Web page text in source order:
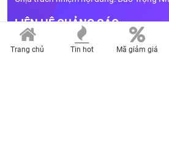
Trang chủ Tin hot Mã giảm giá